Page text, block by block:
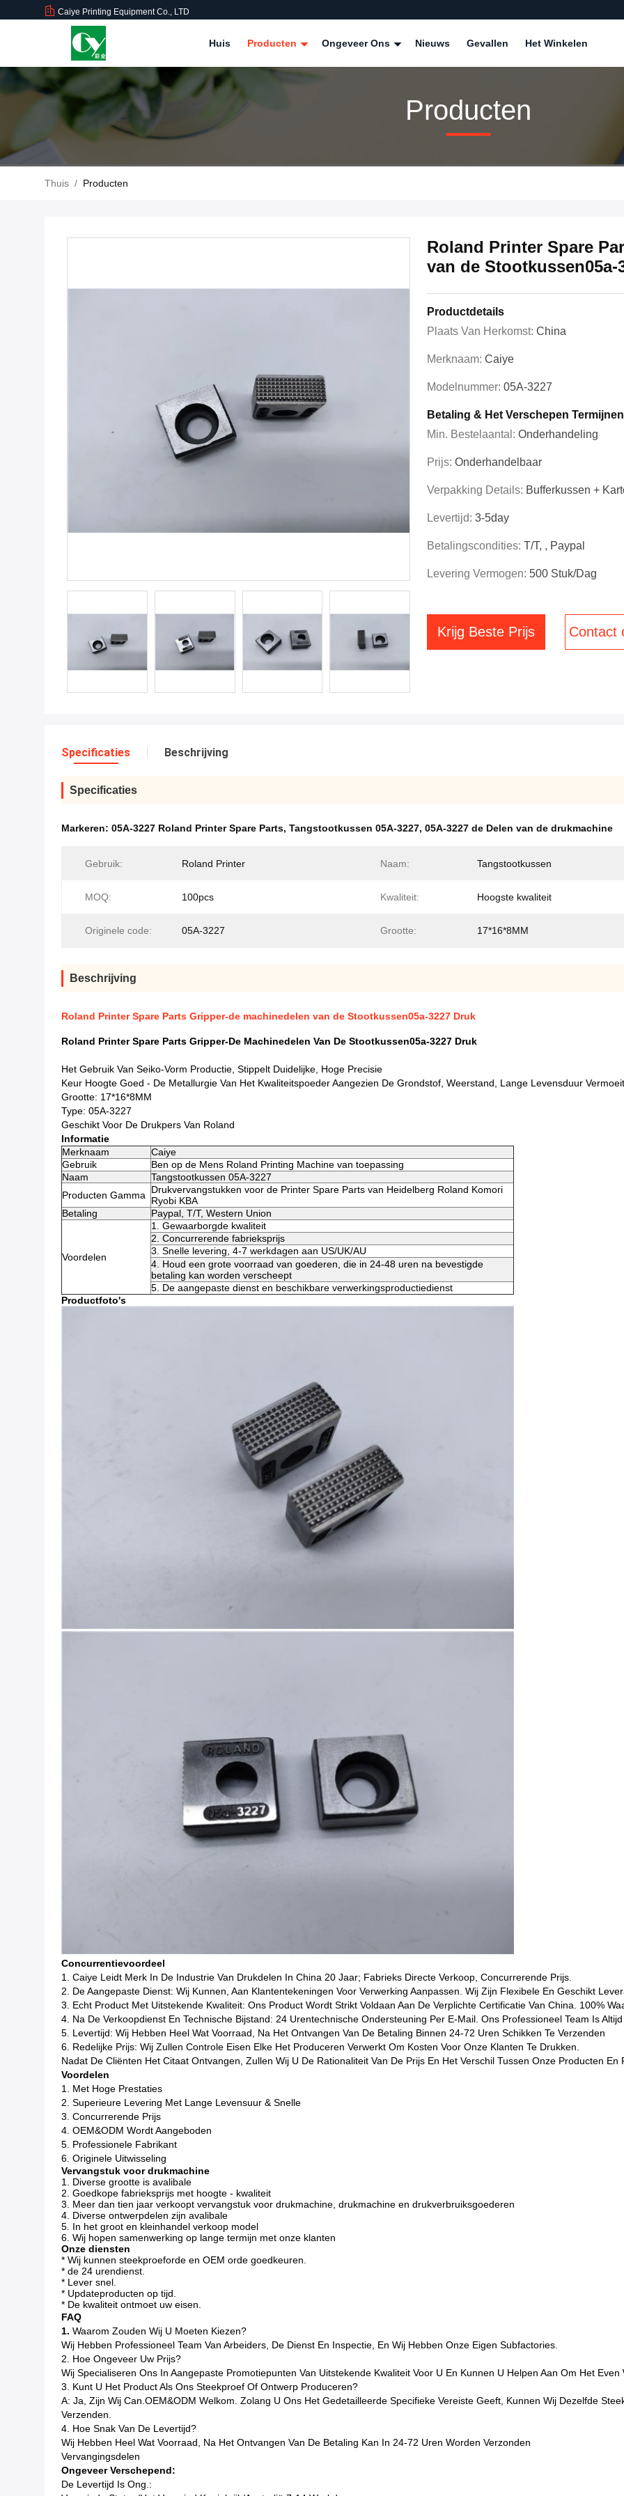
Caiye Printing Equipment Co., LTD
Huis Producten Ongeveer Ons Nieuws Gevallen Het Winkelen
Producten
Thuis / Producten
Roland Printer Spare
van de Stootkussen05a-
Productdetails
Plaats Van Herkomst: China
Merknaam: Caiye
Modelnummer: 05A-3227
Betaling & Het Verschepen Termijnen
Min. Bestelaantal: Onderhandeling
Prijs: Onderhandelbaar
Verpakking Details: Bufferkussen +
Levertijd: 3-5day
Betalingscondities: T/T, , Paypal
Levering Vermogen: 500 Stuk/dag
Krijg Beste Prijs Contact
Specificaties Beschrijving
Specificaties
Markeren: 05A-3227 Roland Printer Spare Parts, Tangstootkussen 05A-3227, 05A-3227 de Delen van de drukmachine
Gebruik: Roland Printer Naam: Tangstootkussen
MOQ: 100pcs Kwaliteit: Hoogste kwaliteit
Originele code: 05A-3227 Grootte: 17*16*8MM
Beschrijving
Roland Printer Spare Parts Gripper-de machinedelen van de Stootkussen05a-3227 Druk
Roland Printer Spare Parts Gripper-De Machinedelen Van De Stootkussen05a-3227 Druk
Het Gebruik Van Seiko-Vorm Productie, Stippelt Duidelijke, Hoge Precisie
Keur Hoogte Goed - De Metallurgie Van Het Kwaliteitspoeder Aangezien De Grondstof, Weerstand, Lange Levensduur Vermoeit
Grootte: 17*16*8MM
Type: 05A-3227
Geschikt Voor De Drukpers Van Roland
Informatie
Merknaam
Caiye
Gebruik
Ben op de Mens Roland Printing Machine van toepassing
Naam
Tangstootkussen 05A-3227
Producten Gamma
Drukvervangstukken voor de Printer Spare Parts van Heidelberg Roland Komori
Ryobi KBA
Betaling
Paypal, T/T, Western Union
Voordelen
1. Gewaarborgde kwaliteit
2. Concurrerende fabrieksprijs
3. Snelle levering, 4-7 werkdagen aan US/UK/AU
4. Houd een grote voorraad van goederen, die in 24-48 uren na bevestigde
betaling kan worden verscheept
5. De aangepaste dienst en beschikbare verwerkingsproductiedienst
Productfoto's
Concurrentievoordeel
1. Caiye Leidt Merk In De Industrie Van Drukdelen In China 20 Jaar; Fabrieks Directe Verkoop, Concurrerende Prijs.
2. De Aangepaste Dienst: Wij Kunnen, Aan Klantentekeningen Voor Verwerking Aanpassen. Wij Zijn Flexibele En Geschikt
3. Echt Product Met Uitstekende Kwaliteit: Ons Product Wordt Strikt Voldaan Aan De Verplichte Certificatie Van China. 100%
4. Na De Verkoopdienst En Technische Bijstand: 24 Urentechnische Ondersteuning Per E-Mail. Ons Professioneel Team Is
5. Levertijd: Wij Hebben Heel Wat Voorraad, Na Het Ontvangen Van De Betaling Binnen 24-72 Uren Schikken Te Verzenden
6. Redelijke Prijs: Wij Zullen Controle Eisen Elke Het Produceren Verwerkt Om Kosten Voor Onze Klanten Te Drukken.
Nadat De Cliënten Het Citaat Ontvangen, Zullen Wij U De Rationaliteit Van De Prijs En Het Verschil Tussen Onze Producten
Voordelen
1. Met Hoge Prestaties
2. Superieure Levering Met Lange Levensuur & Snelle
3. Concurrerende Prijs
4. OEM&ODM Wordt Aangeboden
5. Professionele Fabrikant
6. Originele Uitwisseling
Vervangstuk voor drukmachine
1. Diverse grootte is avalibale
2. Goedkope fabrieksprijs met hoogte - kwaliteit
3. Meer dan tien jaar verkoopt vervangstuk voor drukmachine, drukmachine en drukverbruiksgoederen
4. Diverse ontwerpdelen zijn avalibale
5. In het groot en kleinhandel verkoop model
6. Wij hopen samenwerking op lange termijn met onze klanten
Onze diensten
* Wij kunnen steekproeforde en OEM orde goedkeuren.
* de 24 urendienst.
* Lever snel.
* Updateproducten op tijd.
* De kwaliteit ontmoet uw eisen.
FAQ
1. Waarom Zouden Wij U Moeten Kiezen?
Wij Hebben Professioneel Team Van Arbeiders, De Dienst En Inspectie, En Wij Hebben Onze Eigen Subfactories.
2. Hoe Ongeveer Uw Prijs?
Wij Specialiseren Ons In Aangepaste Promotiepunten Van Uitstekende Kwaliteit Voor U En Kunnen U Helpen Aan Om Het
3. Kunt U Het Product Als Ons Steekproef Of Ontwerp Produceren?
A: Ja, Zijn Wij Can.OEM&ODM Welkom. Zolang U Ons Het Gedetailleerde Specifieke Vereiste Geeft, Kunnen Wij Dezelfde
Verzenden.
4. Hoe Snak Van De Levertijd?
Wij Hebben Heel Wat Voorraad, Na Het Ontvangen Van De Betaling Kan In 24-72 Uren Worden Verzonden
Vervangingsdelen
Ongeveer Verschepend:
De Levertijd Is Ong.: